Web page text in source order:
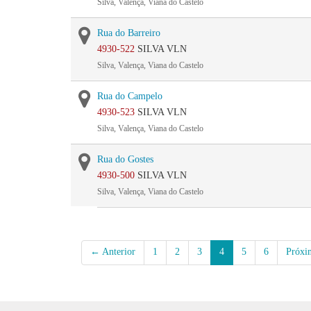
Silva, Valença, Viana do Castelo
Rua do Barreiro
4930-522 SILVA VLN
Silva, Valença, Viana do Castelo
Rua do Campelo
4930-523 SILVA VLN
Silva, Valença, Viana do Castelo
Rua do Gostes
4930-500 SILVA VLN
Silva, Valença, Viana do Castelo
← Anterior 1 2 3 4 5 6